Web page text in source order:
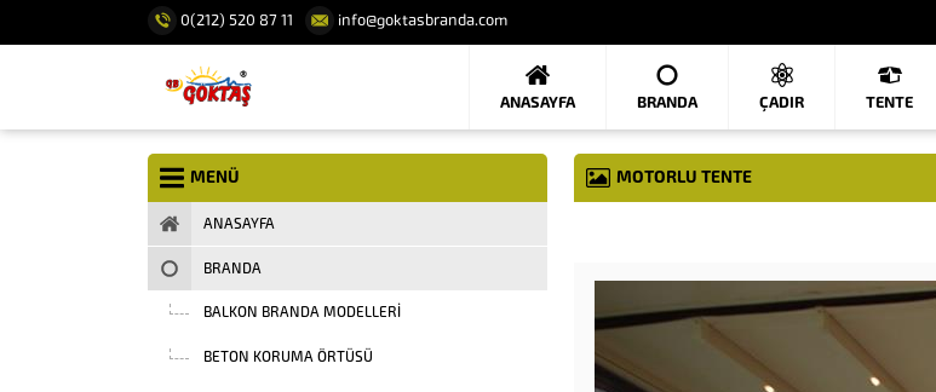
0(212) 520 87 11 info@goktasbranda.com
ANASAYFA BRANDA ÇADIR TENTE
MOTORLU TENTE
MENÜ
ANASAYFA
BRANDA
BALKON BRANDA MODELLERI
BETON KORUMA ÖRTÜSÜ